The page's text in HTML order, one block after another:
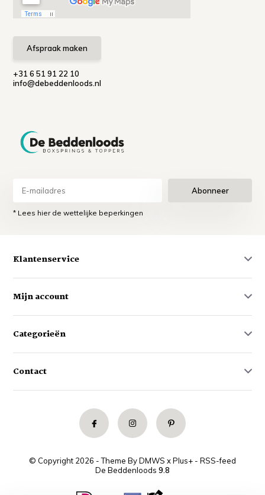
Afspraak maken
+31 6 51 91 22 10
info@debeddenloods.nl
Abonneer
* Lees hier de wettelijke beperkingen
Klantenservice
Mijn account
Categorieën
Contact
© Copyright 2026 - Theme ByDMWS xPlus+ - RSS-feed
De Beddenloods 9.8